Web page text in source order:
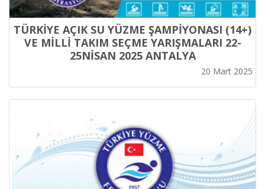
TÜRKİYE AÇIK SU YÜZME ŞAMPİYONASI (14+)
VE MİLLİ TAKIM SEÇME YARIŞMALARI 22-
25NİSAN 2025 ANTALYA
20 Mart 2025